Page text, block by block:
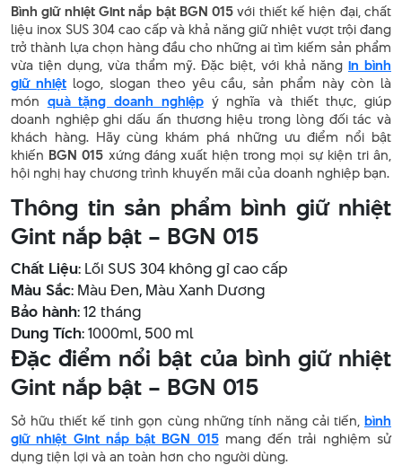
Bình giữ nhiệt Gint nắp bật BGN 015với thiết kế hiện đại, chất
liệu inox SUS 304 cao cấp và khả năng giữ nhiệt vượt trội đang
trở thành lựa chọn hàng đầu cho những ai tìm kiếm sản phẩm
vừa tiện dụng, vừa thẩm mỹ. Đặc biệt, với khả năng in bình
giữ nhiệtlogo, slogan theo yêu cầu, sản phẩm này còn là
món quà tặng doanh nghiệpý nghĩa và thiết thực, giúp
doanh nghiệp ghi dấu ấn thương hiệu trong lòng đối tác và
khách hàng. Hãy cùng khám phá những ưu điểm nổi bật
khiến BGN 015 xứng đáng xuất hiện trong mọi sự kiện tri ân,
hội nghị hay chương trình khuyến mãi của doanh nghiệp bạn.
Thông tin sản phẩm bình giữ nhiệt
Gint nắp bật – BGN 015
Chất Liệu: Lõi SUS 304 không gỉ cao cấp
Màu Sắc: Màu Đen, Màu Xanh Dương
Bảo hành: 12 tháng
Dung Tích: 1000ml, 500 ml
Đặc điểm nổi bật của bình giữ nhiệt
Gint nắp bật – BGN 015
Sở hữu thiết kế tinh gọn cùng những tính năng cải tiến, bình
giữ nhiệt Gint nắp bật BGN 015mang đến trải nghiệm sử
dụng tiện lợi và an toàn hơn cho người dùng.